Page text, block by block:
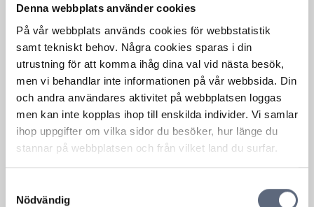
Denna webbplats använder cookies
På vår webbplats används cookies för webbstatistik
samt tekniskt behov. Några cookies sparas i din
utrustning för att komma ihåg dina val vid nästa besök,
men vi behandlar inte informationen på vår webbsida. Din
och andra användares aktivitet på webbplatsen loggas
men kan inte kopplas ihop till enskilda individer. Vi samlar
ihop uppgifter om vilka sidor du besöker, hur länge du
stannar på webbplatsen och från vilket land du surfar.
Nödvändig
Hallon får dölja telefonnummer till
kundtjänst
Patent- och marknadsdomstolen håller inte med
Konsumentombudsmannen, KO.
Mobiloperatören Hallon gjorde...
Läs mer om denna Aktuellt